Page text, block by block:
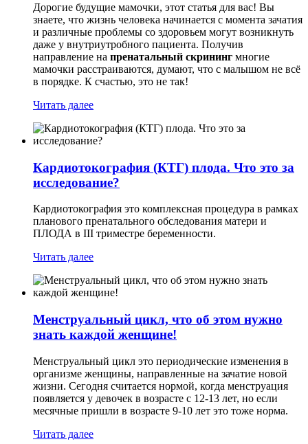
Дорогие будущие мамочки, этот статья для вас! Вы
знаете, что жизнь человека начинается с момента зачатия
и различные проблемы со здоровьем могут возникнуть
даже у внутриутробного пациента. Получив
направление на пренатальный скрининг многие
мамочки расстраиваются, думают, что с малышом не всё
в порядке. К счастью, это не так!
Читать далее
Кардиотокография (КТГ) плода. Что это за
исследование?
Кардиотокография это комплексная процедура в рамках
планового пренатального обследования матери и
ПЛОДА в III триместре беременности.
Читать далее
Менструальный цикл, что об этом нужно
знать каждой женщине!
Менструальный цикл это периодические изменения в
организме женщины, направленные на зачатие новой
жизни. Сегодня считается нормой, когда менструация
появляется у девочек в возрасте с 12-13 лет, но если
месячные пришли в возрасте 9-10 лет это тоже норма.
Читать далее